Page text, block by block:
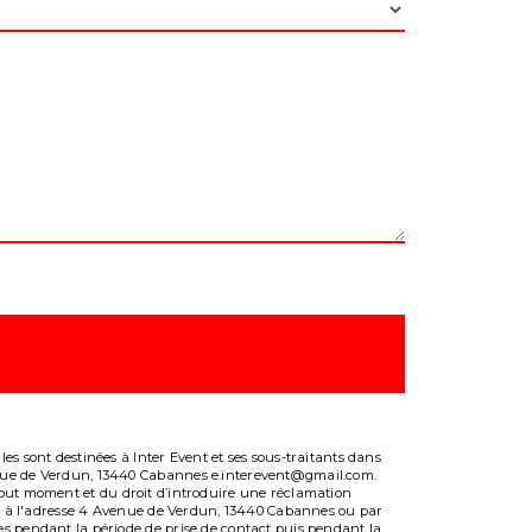
sont destinées à Inter Event et ses sous-traitants dans
de Verdun, 13440 Cabannes e.interevent@gmail.com.
moment et du droit d’introduire une réclamation
l'adresse 4 Avenue de Verdun, 13440 Cabannes ou par
pendant la période de prise de contact puis pendant la